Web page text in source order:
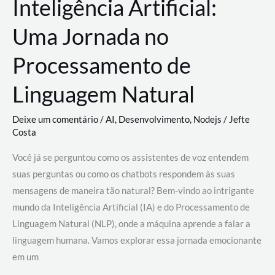
Inteligência Artificial:
Uma Jornada no
Processamento de
Linguagem Natural
Deixe um comentário/AI, Desenvolvimento, Nodejs / Jefte
Costa
Você já se perguntou como os assistentes de voz entendem
suas perguntas ou como os chatbots respondem às suas
mensagens de maneira tão natural? Bem-vindo ao intrigante
mundo da Inteligência Artificial (IA) e do Processamento de
Linguagem Natural (NLP), onde a máquina aprende a falar a
linguagem humana. Vamos explorar essa jornada emocionante
em um